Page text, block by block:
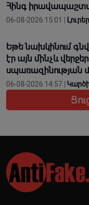
Հինգ
06-08-2026 15:01 | Լուրեր
Եթե նախկինում
էր այն մինչև
սպառազինության
06-08-2026 14:57 |